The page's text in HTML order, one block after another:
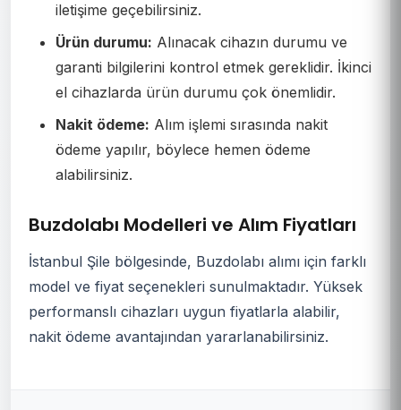
iletişime geçebilirsiniz.
Ürün durumu: Alınacak cihazın durumu ve
garanti bilgilerini kontrol etmek gereklidir. İkinci
el cihazlarda ürün durumu çok önemlidir.
Nakit ödeme: Alım işlemi sırasında nakit
ödeme yapılır, böylece hemen ödeme
alabilirsiniz.
Buzdolabı Modelleri ve Alım Fiyatları
İstanbul Şile bölgesinde, Buzdolabı alımı için farklı
model ve fiyat seçenekleri sunulmaktadır. Yüksek
performanslı cihazları uygun fiyatlarla alabilir,
nakit ödeme avantajından yararlanabilirsiniz.